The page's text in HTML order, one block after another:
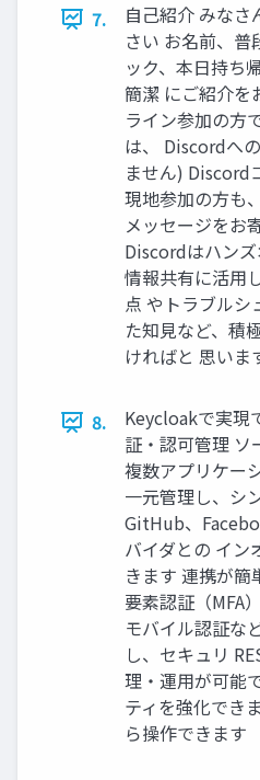
7.
自己紹介 みなさ
さい お名前、普
ック、本日持ち
簡潔 にご紹介を
ライン参加の方
は、 Discordへ
ません) Discord
現地参加の方も
メッセージをお
Discordはハン
情報共有に活用
点 やトラブルシ
た知見など、積
ければと 思いま
8.
Keycloakで実現
証・認可管理 ソ
複数アプリケー
一元管理し、シ
GitHub、
バイダとの イン
きます 連携が簡
要素認証（MFA
モバイル認証な
し、セキュリ
理・運用が可能
ティを強化でき
ら操作できます